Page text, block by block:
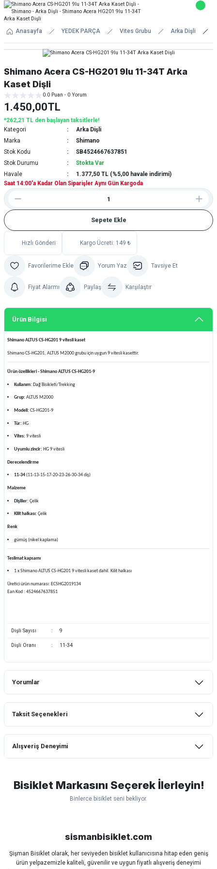
Anasayfa YEDEK PARÇA Vites Grubu Arka Dişli
Shimano Acera CS-HG201 9lu 11-34T Arka
Kaset Dişli
0.0 Puan - 0 Yorum
1.450,00TL
*262,21 TL den başlayan taksitlerle!
Kategori
Arka Dişli
Marka
Shimano
Stok Kodu
SB4524667637851
Stok Durumu
Stokta Var
Havale
1.377,50 TL (%5,00 havale indirimi)
Saat 14:00'a Kadar Olan Siparişler Aynı Gün Kargoda
Sepete Ekle
Hızlı Gönderi Kargo Ücreti: 149 ₺
Yorum Yaz Tavsiye Et
Fiyat Alarmı Paylaş Karşılaştır
Ürün Bilgisi
Shimano ALTUS CS-HG201 9 vitesli kaset
Shimano CS-HG201, ALTUS M2000 grubu için uygun 9 vitesli kasettir.
Ürün özellikleri - Shimano ALTUS CS-HG201-9
Kullanım: Dağ Bisikleti/Trekking
Grup: ALTUS M2000
Modeli: CS-HG201-9
Tür: HG
Vites: 9 vitesli
Uyumlu zincir: HG 9 vitesli
Derecelendirme
11-34(11-13-15-17-20-23-26-30-34 diş)
Malzeme
Dişliler: Çelik
Kilit halkası: Çelik
Renk
gümüş (nikel kaplama)
Teslimat kapsamı
1 x Shimano ALTUS CS-HG201 9 vitesli kaset dahil. Kilit halkası
Üretici ürün numarası: ECSHG2019134
Ean Kod : 4524667637851
Dişli Sayısı : 9
Dişli Oranı : 11-34
Yorumlar
Taksit Seçenekleri
Alışveriş Deneyimi
lastik yanak kısmından 3cm yarıldı ama
normal sürüşe uygun
Siparişim problemsiz geldi teşekkürler.
Bisiklet Markasını Seçerek İlerleyin!
Binlerce bisiklet seni bekliyor.
sismanbisiklet.com
Şişman Bisiklet olarak, her seviyeden bisiklet kullanıcısına hitap eden geniş
ürün yelpazemizle kaliteli, güvenilir ve uygun fiyatlı alışveriş deneyimi